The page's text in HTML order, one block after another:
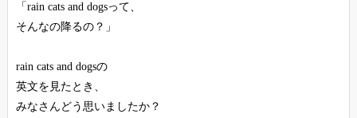
「rain cats and dogsって、
そんなの降るの？」
rain cats and dogsの
英文を見たとき、
みなさんどう思いましたか？